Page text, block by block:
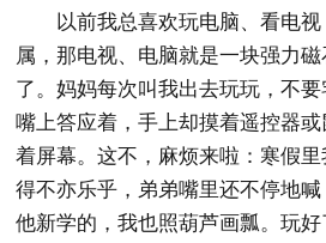
以前我总喜欢玩电脑、看电
属，那电视、电脑就是一块强力
了。妈妈每次叫我出去玩玩，不
嘴上答应着，手上却摸着遥控器
着屏幕。这不，麻烦来啦：寒假
得不亦乐乎，弟弟嘴里还不停地
他新学的，我也照葫芦画瓢。玩